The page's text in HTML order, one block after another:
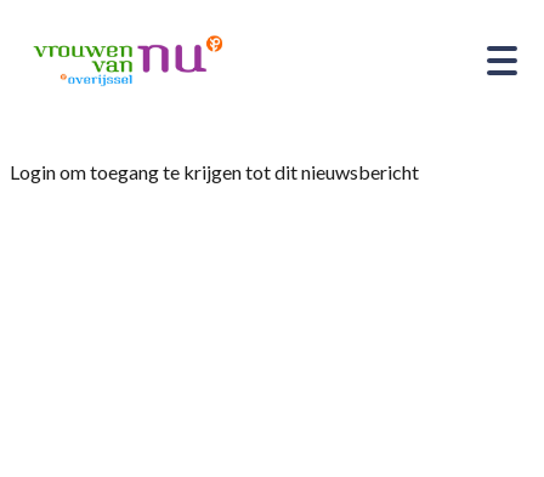
Login om toegang te krijgen tot dit nieuwsbericht